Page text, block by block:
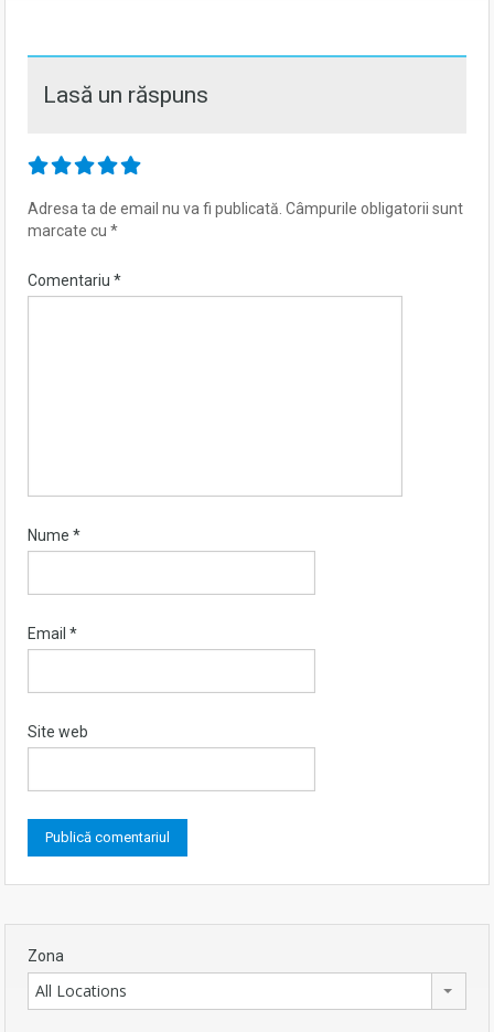
Lasă un răspuns
Adresa ta de email nu va fi publicată. Câmpurile obligatorii sunt
marcate cu *
Comentariu *
Nume *
Email *
Site web
Zona
All Locations